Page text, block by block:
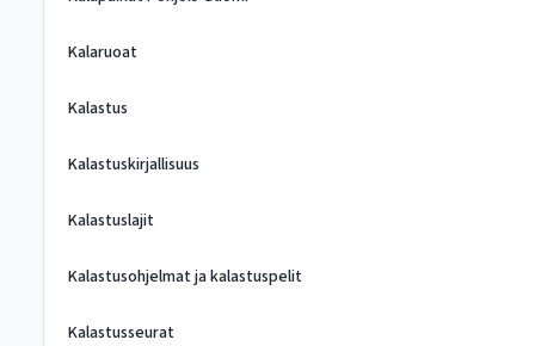
Kalaruoat
Kalastus
Kalastuskirjallisuus
Kalastuslajit
Kalastusohjelmat ja kalastuspelit
Kalastusseurat